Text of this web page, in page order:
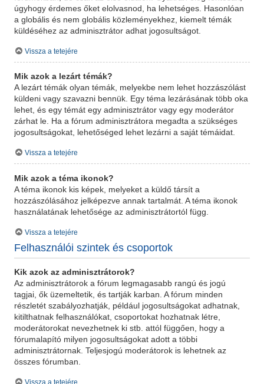
úgyhogy érdemes őket elolvasnod, ha lehetséges. Hasonlóan
a globális és nem globális közleményekhez, kiemelt témák
küldéséhez az adminisztrátor adhat jogosultságot.
Vissza a tetejére
Mik azok a lezárt témák?
A lezárt témák olyan témák, melyekbe nem lehet hozzászólást
küldeni vagy szavazni bennük. Egy téma lezárásának több oka
lehet, és egy témát egy adminisztrátor vagy egy moderátor
zárhat le. Ha a fórum adminisztrátora megadta a szükséges
jogosultságokat, lehetőséged lehet lezárni a saját témáidat.
Vissza a tetejére
Mik azok a téma ikonok?
A téma ikonok kis képek, melyeket a küldő társít a
hozzászólásához jelképezve annak tartalmát. A téma ikonok
használatának lehetősége az adminisztrátortól függ.
Vissza a tetejére
Felhasználói szintek és csoportok
Kik azok az adminisztrátorok?
Az adminisztrátorok a fórum legmagasabb rangú és jogú
tagjai, ők üzemeltetik, és tartják karban. A fórum minden
részletét szabályozhatják, például jogosultságokat adhatnak,
kitilthatnak felhasználókat, csoportokat hozhatnak létre,
moderátorokat nevezhetnek ki stb. attól függően, hogy a
fórumalapító milyen jogosultságokat adott a többi
adminisztrátornak. Teljesjogú moderátorok is lehetnek az
összes fórumban.
Vissza a tetejére